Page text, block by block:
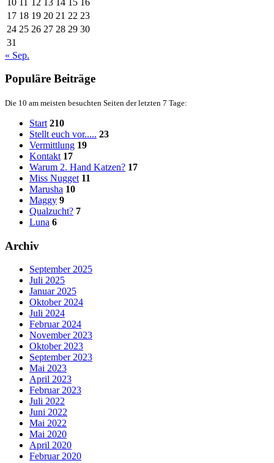
17 18 19 20 21 22 23
24 25 26 27 28 29 30
31
« Sep.
Populäre Beiträge
Die 10 am meisten besuchten Seiten der letzten 7 Tage:
Start 210
Stellt euch vor..... 23
Vermittlung 19
Kontakt 17
Warum 2. Hand Katzen? 17
Miss Nugget 11
Marusha 10
Maggy 9
Qualzucht? 7
Luna 6
Archiv
September 2025
Juli 2025
Januar 2025
Oktober 2024
Juli 2024
Februar 2024
November 2023
Oktober 2023
September 2023
Mai 2023
April 2023
Februar 2023
Juli 2022
Juni 2022
Mai 2022
Mai 2020
April 2020
Februar 2020